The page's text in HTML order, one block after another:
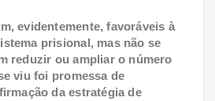
evidentemente, favoráveis à
prisional, mas não se
reduzir ou ampliar o número
viu foi promessa de
da estratégia de